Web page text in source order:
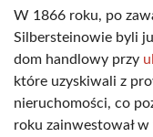
W 1866 roku, po
Silbersteinowie byli
dom handlowy przy
które uzyskiwali z
nieruchomości, co
roku zainwestował